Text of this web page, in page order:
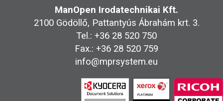
ManOpen Irodatechnikai Kft.
2100 Gödöllő, Pattantyús Ábrahám krt. 3.
Tel.: +36 28 520 750
Fax.: +36 28 520 759
info@mprsystem.eu